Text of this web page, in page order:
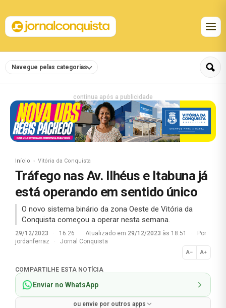
Navegue pelas categorias
continua após a publicidade
Início Vitória da Conquista
Tráfego nas Av. Ilhéus e Itabuna já
está operando em sentido único
O novo sistema binário da zona Oeste de Vitória da
Conquista começou a operar nesta semana.
29/12/2023 · 16:26 · Atualizado em 29/12/2023 às 18:51 ·
Por
jordanferraz
· Jornal Conquista
A− A+
Normal
COMPARTILHE ESTA NOTÍCIA
Enviar no WhatsApp
ou envie por outros apps